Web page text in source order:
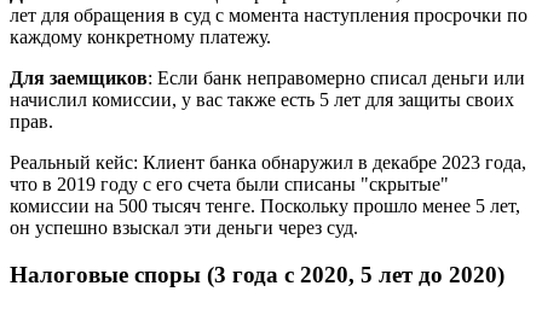
лет для обращения в суд с момента наступления просрочки по
каждому конкретному платежу.
Для заемщиков: Если банк неправомерно списал деньги или
начислил комиссии, у вас также есть 5 лет для защиты своих
прав.
Реальный кейс: Клиент банка обнаружил в декабре 2023 года,
что в 2019 году с его счета были списаны "скрытые"
комиссии на 500 тысяч тенге. Поскольку прошло менее 5 лет,
он успешно взыскал эти деньги через суд.
Налоговые споры (3 года с 2020, 5 лет до 2020)